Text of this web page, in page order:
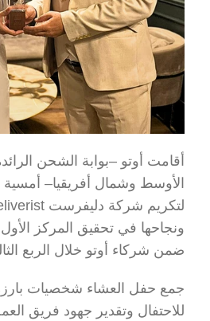
ضمن شركاء أوتو خلال الربع